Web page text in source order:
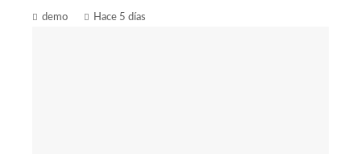
demo Hace 5 días